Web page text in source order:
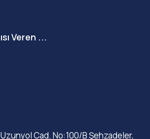
Veren ...
Cad. No:100/B Şehzadeler,